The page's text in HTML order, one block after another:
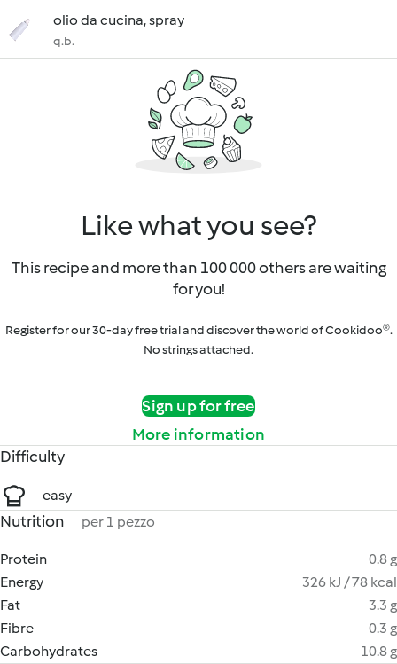
olio da cucina, spray
q.b.
Like what you see?
This recipe and more than 100 000 others are waiting
for you!
Register for our 30-day free trial and discover the world of Cookidoo®.
No strings attached.
Sign up for free
More information
Difficulty
easy
Nutrition per 1 pezzo
Protein
0.8 g
Energy
326 kJ / 78 kcal
Fat
3.3 g
Fibre
0.3 g
Carbohydrates
10.8 g